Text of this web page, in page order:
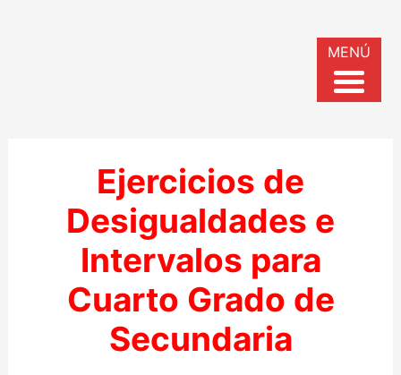
Ejercicios de
Desigualdades e
Intervalos para
Cuarto Grado de
Secundaria
MENÚ